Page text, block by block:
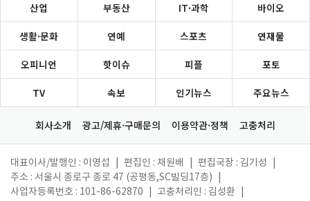
산업 부동산 IT·과학 바이오
생활·문화 연예 스포츠 연재물
오피니언 핫이슈 피플 포토
TV 속보 인기뉴스 주요뉴스
회사소개 광고/제휴·구매문의 이용약관·정책 고충처리
대표이사/발행인 : 이영섭 편집인 : 채원배 편집국장 : 김기성
주소 : 서울시 종로구 종로 47 (공평동,SC빌딩17층)
사업자등록번호 : 101-86-62870
고충처리인 : 김성환